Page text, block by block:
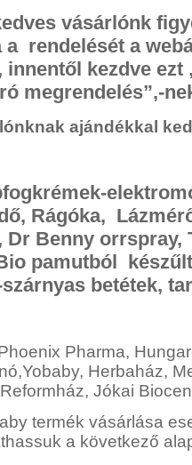
vásárlónk
a rendelését a
kezdve ezt
megrendelés”,-
ajándékkal
Rágóka,
Dr Benny orrspray,
pamutból
betétek,
Pharma,
Herbaház,
Jókai
termék vásárlása
a következő